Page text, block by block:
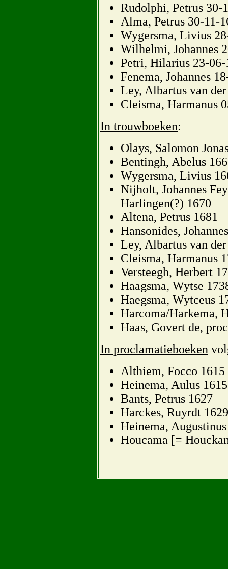
Rudolphi, Petrus 30-
Alma, Petrus 30-11-
Wygersma, Livius
Wilhelmi, Johannes
Petri, Hilarius 23-06-
Fenema, Johannes
Ley, Albartus van
Cleisma, Harmanus
In trouwboeken:
Olays, Salomon
Bentingh, Abelus
Wygersma, Livius
Nijholt, Johannes
Harlingen(?) 1670
Altena, Petrus 1681
Hansonides,
Ley, Albartus van
Cleisma, Harmanus
Versteegh, Herbert
Haagsma, Wytse
Haegsma, Wytceus
Harcoma/Harkema,
Haas, Govert de,
In proclamatieboeken
Althiem, Focco 1615
Heinema, Aulus 1615
Bants, Petrus 1627
Harckes, Ruyrdt 1629
Heinema,
Houcama [=